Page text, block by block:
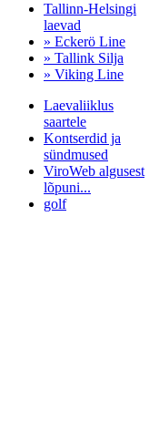
Tallinn-Helsingi
laevad
» Eckerö Line
» Tallink Silja
» Viking Line
Laevaliiklus
saartele
Kontserdid ja
sündmused
ViroWeb algusest
lõpuni...
golf